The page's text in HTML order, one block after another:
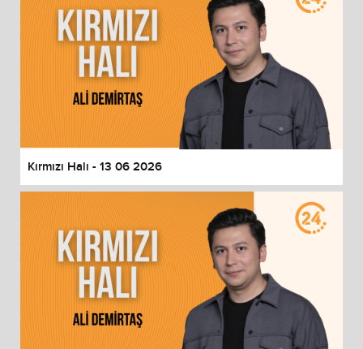
Kırmızı Halı - 13 06 2026